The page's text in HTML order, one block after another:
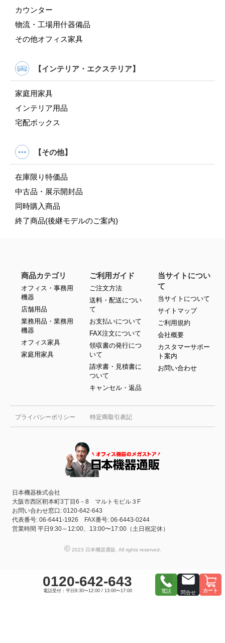
0120-642-643
電話受付：平日9:30〜12:00 / 13:00〜17:00 電話 問合せ カート
カウンター
物流・工場用什器備品
その他オフィス家具
【インテリア・エクステリア】
家庭用家具
インテリア用品
宅配ボックス
【その他】
在庫限り特価品
中古品・展示開封品
同時購入商品
終了商品(後継モデルのご案内)
プライバシーポリシー 特定商取引表記
日本機器株式会社
大阪市西区靭本町3丁目6－8 マルトモビル３F
お問い合わせ窓口: 0120-642-643
代表番号: 06-6441-1926 FAX番号: 06-6443-0244
営業時間 平日9:30～12:00、13:00〜17:00（土日祝定休）
商品カテゴリ
オフィス・事務用
機器
店舗用品
業務用品・業務用
機器
オフィス家具
家庭用家具
ご利用ガイド
ご注文方法
送料・配送につい
て
お支払いについて
FAX注文について
領収書の発行につ
いて
請求書・見積書に
ついて
キャンセル・返品
当サイトについ
て
当サイトについて
サイトマップ
ご利用規約
会社概要
カスタマーサポー
ト案内
お問い合わせ
©2023 日本機器通販. All rights reserved.